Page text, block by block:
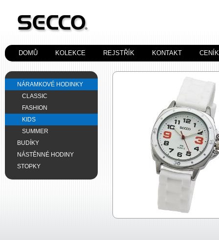
DOMŮ KOLEKCE REJSTŘÍK KONTAKT
NÁRAMKOVÉ HODINKY
CLASSIC
FASHION
KIDS
SUMMER
BUDÍKY
NÁSTĚNNÉ HODINY
STOPKY